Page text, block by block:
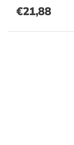
€21,88